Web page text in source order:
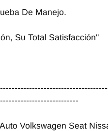
De Manejo.
Su Total Satisfacción"
Volkswagen Seat